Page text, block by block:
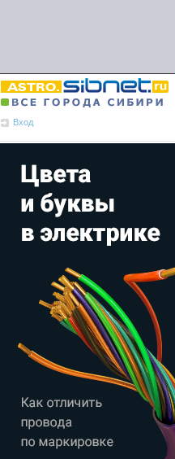
Вход